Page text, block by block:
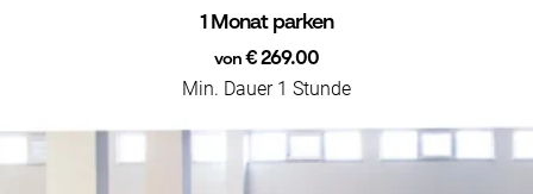
1 Monat parken
von€ 269.00
Min. Dauer 1 Stunde